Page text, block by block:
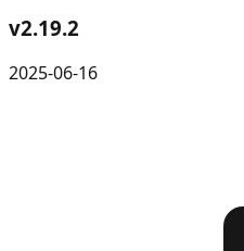
v2.19.2
2025-06-16